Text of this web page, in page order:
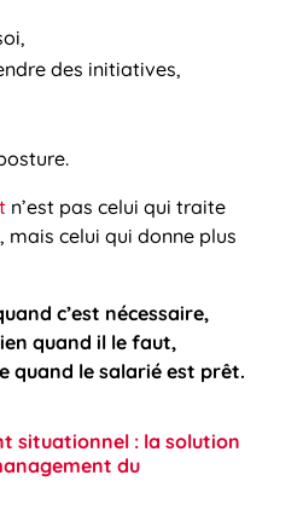
des initiatives,
n’est pas celui qui traite
celui qui donne plus
c’est nécessaire,
quand il le faut,
quand le salarié est prêt.
situationnel : la solution
du